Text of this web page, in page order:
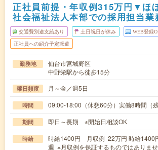
正社員前提・年収例315万円▼ほ
社会福祉法人本部での採用担当業
交通費別途支給あり 土日祝日が休み WEB登録
正社員への紹介予定派遣
勤務地
仙台市宮城野区
中野栄駅から徒歩15分
曜日頻度 月～金／週5日
時間 09:00-18:00（休憩60分）実働8時間（
期間 即日～長期 ※開始日相談OK
時給
時給1400円 月収例 22万円 時給1400
週 ※月収例を保証するものではありませ